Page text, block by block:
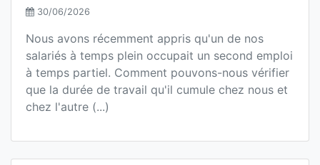
30/06/2026
Nous avons récemment appris qu'un de nos
salariés à temps plein occupait un second emploi
à temps partiel. Comment pouvons-nous vérifier
que la durée de travail qu'il cumule chez nous et
chez l'autre (...)